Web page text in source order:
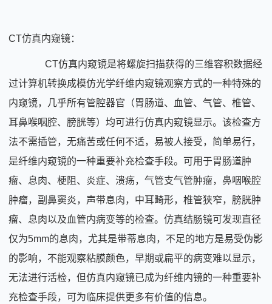
CT仿真内窥镜：
CT仿真内窥镜是将螺旋扫描获得的三维容积数据经
过计算机转换成模仿光学纤维内窥镜观察方式的一种特殊的
内窥镜，几乎所有管腔器官（胃肠道、血管、气管、椎管、
耳鼻喉咽腔、膀胱等）均可进行仿真内窥镜显示。该检查方
法不需插管，无痛苦或任何不适，易被人接受，简单易行，
是纤维内窥镜的一种重要补充检查手段。可用于胃肠道肿
瘤、息肉、梗阻、炎症、溃疡，气管支气管肿瘤，鼻咽喉腔
肿瘤，副鼻窦炎，声带息肉，中耳畸形，椎管狭窄，膀胱肿
瘤、息肉以及血管内病变等的检查。仿真结肠镜可发现直径
仅为5mm的息肉，尤其是带蒂息肉，不足的地方是易受伪影
的影响，不能观察粘膜颜色，早期或扁平的病变难以显示，
无法进行活检，但仿真内窥镜已成为纤维内镜的一种重要补
充检查手段，可为临床提供更多有价值的信息。